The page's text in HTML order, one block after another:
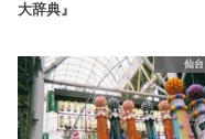
大辞典』
仙台